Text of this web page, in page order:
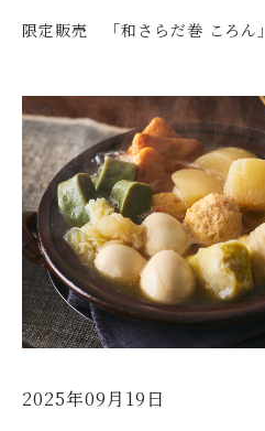
限定販売 「和さらだ巻 ころん」
2025年09月19日